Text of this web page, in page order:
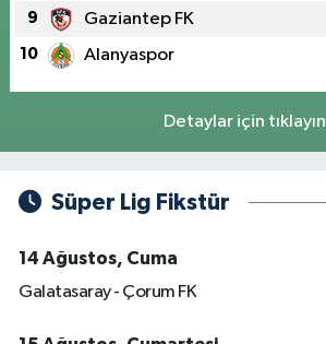
9 Gaziantep FK
10 Alanyaspor
Detaylar için tıklayın
Süper Lig Fikstür
14 Ağustos, Cuma
Galatasaray - Çorum FK